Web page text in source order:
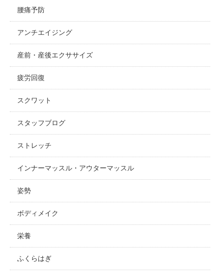
腰痛予防
アンチエイジング
産前・産後エクササイズ
疲労回復
スクワット
スタッフブログ
ストレッチ
インナーマッスル・アウターマッスル
姿勢
ボディメイク
栄養
ふくらはぎ